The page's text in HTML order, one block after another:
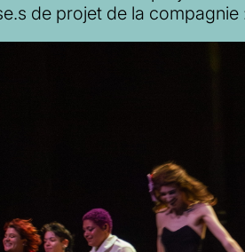
de projet de la compagnie